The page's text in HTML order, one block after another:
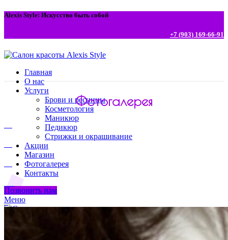
Alexis Style: Искусство быть собой
+7 (903) 169-66-91
Главная
О нас
Услуги
Брови и ресницы
Косметология
Маникюр
Педикюр
Стрижки и окрашивание
Акции
Магазин
Фотогалерея
Контакты
Позвонить нам
Меню
Фотогалерея